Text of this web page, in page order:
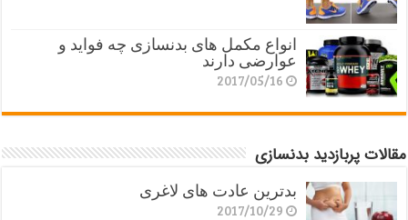
انواع مکمل های بدنسازی چه فواید و
عوارضی دارند
2017/05/16
مقالات پربازدید بدنسازی
بدترین عادت های لاغری
2017/10/29